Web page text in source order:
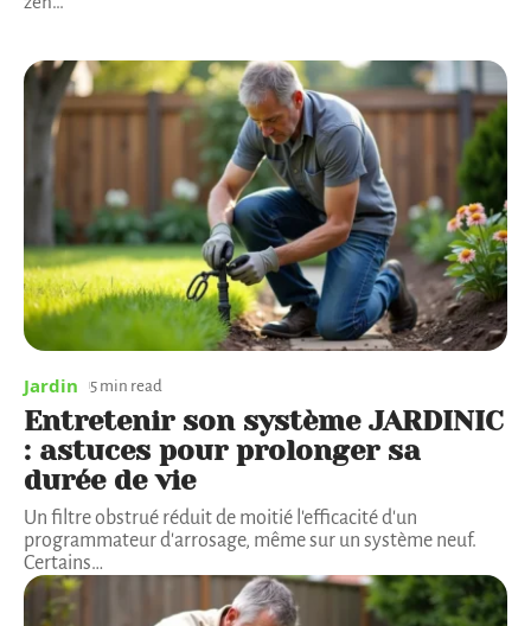
Jardin 5 min read
Entretenir son système JARDINIC
: astuces pour prolonger sa
durée de vie
Un filtre obstrué réduit de moitié l'efficacité d'un
programmateur d'arrosage, même sur un système neuf.
Certains…